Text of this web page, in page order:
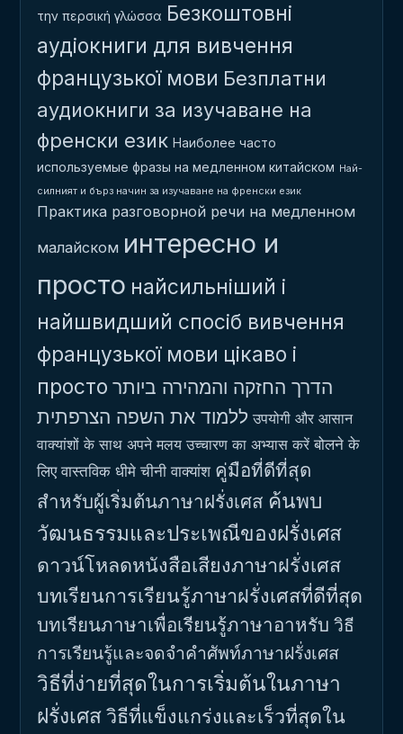
την περσική γλώσσα Безкоштовні
аудіокниги для вивчення
французької мови Безплатни
аудиокниги за изучаване на
френски език Наиболее часто
используемые фразы на медленном китайском Най-
силният и бърз начин за изучаване на френски език
Практика разговорной речи на медленном
малайском интересно и
просто найсильніший і
найшвидший спосіб вивчення
французької мови цікаво і
просто הדרך החזקה והמהירה ביותר
ללמוד את השפה הצרפתית उपयोगी और आसान
वाक्यांशों के साथ अपने मलय उच्चारण का अभ्यास करें बोलने के
लिए वास्तविक धीमे चीनी वाक्यांश คู่มือที่ดีที่สุด
สำหรับผู้เริ่มต้นภาษาฝรั่งเศส ค้นพบ
วัฒนธรรมและประเพณีของฝรั่งเศส
ดาวน์โหลดหนังสือเสียงภาษาฝรั่งเศส
บทเรียนการเรียนรู้ภาษาฝรั่งเศสที่ดีที่สุด
บทเรียนภาษาเพื่อเรียนรู้ภาษาอาหรับ วิธี
การเรียนรู้และจดจำคำศัพท์ภาษาฝรั่งเศส
วิธีที่ง่ายที่สุดในการเริ่มต้นในภาษา
ฝรั่งเศสวิธีที่แข็งแกร่งและเร็วที่สุดใน